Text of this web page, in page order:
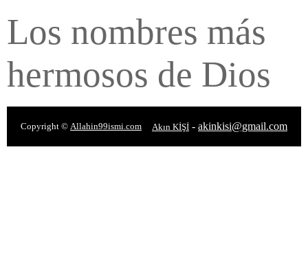
Los nombres más
hermosos de Dios
Copyright © Allahin99ismi.com Akın KİŞİ - akinkisi@gmail.com